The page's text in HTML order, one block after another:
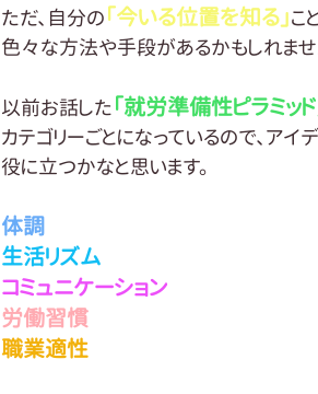
ただ、自分の「今いる位置を知る」こ
色々な方法や手段があるかもしれませ
以前お話した「就労準備性ピラミッド
カテゴリーごとになっているので、アイ
役に立つかなと思います。
体調
生活リズム
コミュニケーション
労働習慣
職業適性